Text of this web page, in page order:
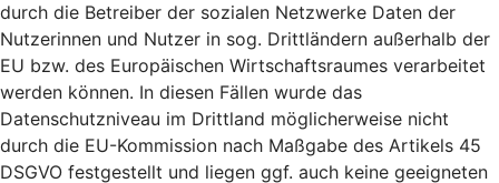
durch die Betreiber der sozialen Netzwerke Daten der
Nutzerinnen und Nutzer in sog. Drittländern außerhalb der
EU bzw. des Europäischen Wirtschaftsraumes verarbeitet
werden können. In diesen Fällen wurde das
Datenschutzniveau im Drittland möglicherweise nicht
durch die EU-Kommission nach Maßgabe des Artikels 45
DSGVO festgestellt und liegen ggf. auch keine geeigneten